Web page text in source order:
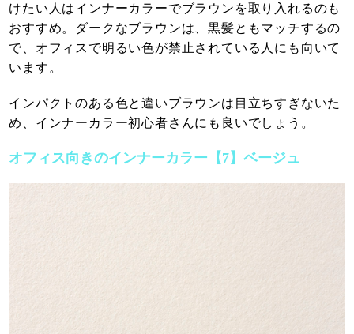
けたい人はインナーカラーでブラウンを取り入れるのも
おすすめ。ダークなブラウンは、黒髪ともマッチするの
で、オフィスで明るい色が禁止されている人にも向いて
います。
インパクトのある色と違いブラウンは目立ちすぎないた
め、インナーカラー初心者さんにも良いでしょう。
オフィス向きのインナーカラー【7】ベージュ